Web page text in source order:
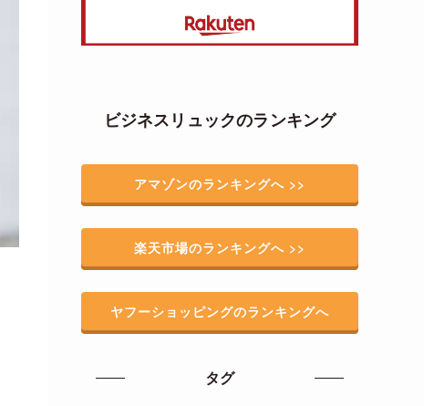
ビジネスリュックのランキング
アマゾンのランキングへ >>
楽天市場のランキングへ >>
ヤフーショッピングのランキングへ
タグ